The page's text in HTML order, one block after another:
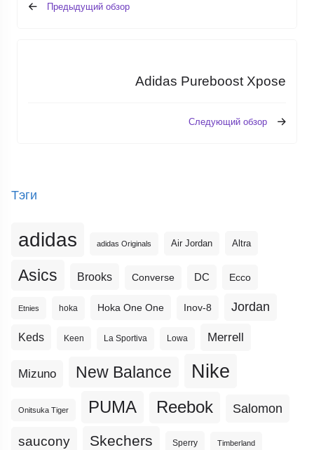
Предыдущий обзор
Adidas Pureboost Xpose
Следующий обзор
Тэги
adidas adidas Originals Air Jordan Altra
Asics Brooks Converse DC Ecco
Etnies hoka Hoka One One Inov-8 Jordan
Keds Keen La Sportiva Lowa Merrell
Mizuno New Balance Nike
Onitsuka Tiger PUMA Reebok Salomon
saucony Skechers Sperry Timberland